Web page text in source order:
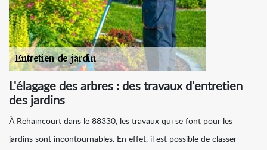
L'élagage des arbres : des travaux d'entretien
des jardins
À Rehaincourt dans le 88330, les travaux qui se font pour les
jardins sont incontournables. En effet, il est possible de classer